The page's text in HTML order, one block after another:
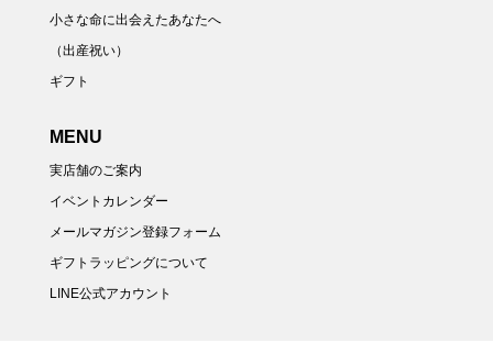
小さな命に出会えたあなたへ
（出産祝い）
ギフト
MENU
実店舗のご案内
イベントカレンダー
メールマガジン登録フォーム
ギフトラッピングについて
LINE公式アカウント